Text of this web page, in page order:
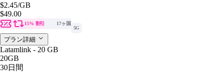
$2.45/GB
$49.00
15% 割引
17ヶ国
5G
プラン詳細
Latamlink - 20 GB
20GB
30日間